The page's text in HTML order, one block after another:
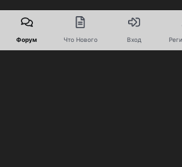
Форум Что Нового Вход